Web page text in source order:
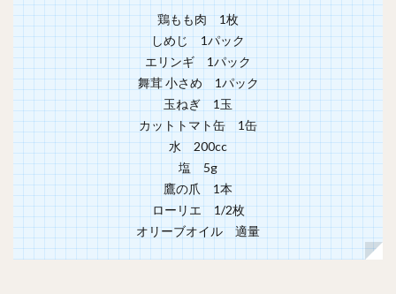
鶏もも肉 1枚
しめじ 1パック
エリンギ 1パック
舞茸 小さめ 1パック
玉ねぎ 1玉
カットトマト缶 1缶
水 200cc
塩 5g
鷹の爪 1本
ローリエ 1/2枚
オリーブオイル 適量